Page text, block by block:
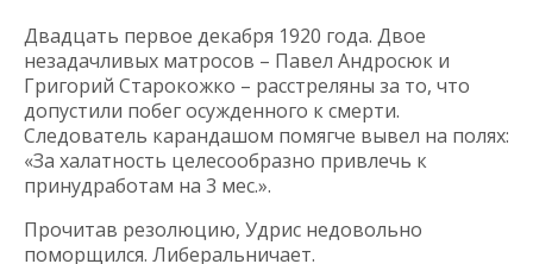
Двадцать первое декабря 1920 года. Двое
незадачливых матросов – Павел Андросюк и
Григорий Старокожко – расстреляны за то, что
допустили побег осужденного к смерти.
Следователь карандашом помягче вывел на полях:
«За халатность целесообразно привлечь к
принудработам на 3 мес.».
Прочитав резолюцию, Удрис недовольно
поморщился. Либеральничает.